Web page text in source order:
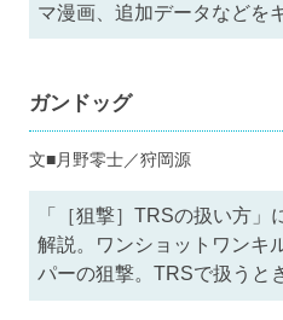
マ漫画、追加データなどを
ガンドッグ
文■月野零士／狩岡源
「［狙撃］TRSの扱い方
解説。ワンショットワンキ
パーの狙撃。TRSで扱うと